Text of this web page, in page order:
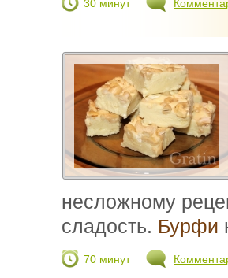
30 минут
несложному
сладость. Бурфи
70 минут